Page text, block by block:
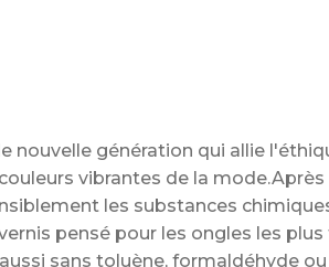
nouvelle génération qui allie
vibrantes de la
les substances
pensé pour les ongles les plus
sans toluène, formaldéhyde